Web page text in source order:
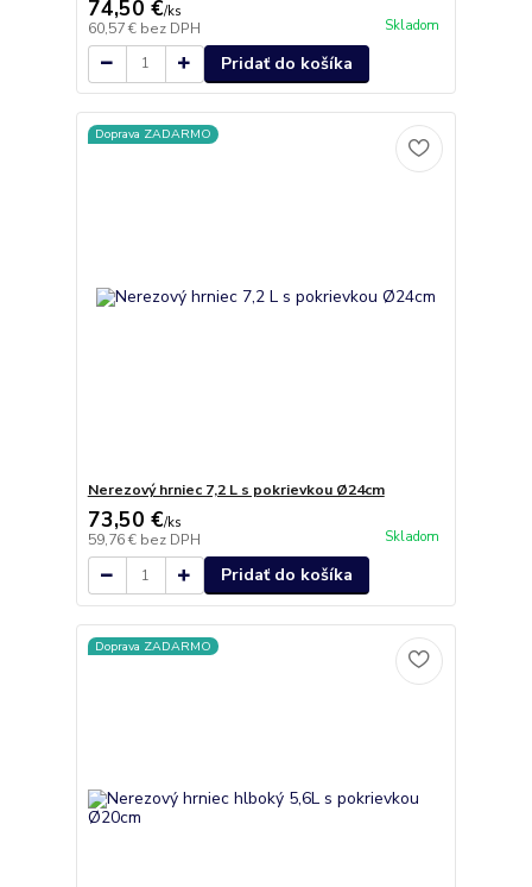
74,50 €/ks
60,57 € bez DPH Skladom
Pridať do košíka
Doprava ZADARMO
Nerezový hrniec 7,2 L s pokrievkou Ø24cm
73,50 €/ks
59,76 € bez DPH Skladom
Pridať do košíka
Doprava ZADARMO